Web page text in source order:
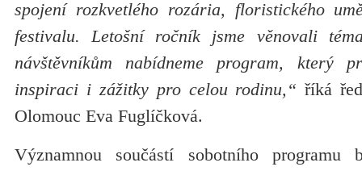
spojení rozkvetlého rozária, floristického
festivalu. Letošní ročník jsme věnovali
návštěvníkům nabídneme program, který
inspiraci i zážitky pro celou rodinu,“ říká
Olomouc Eva Fuglíčková.
Významnou součástí sobotního programu